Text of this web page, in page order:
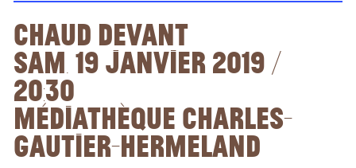
Chaud devant
sam. 19 janvier 2019 /
20:30
Médiathèque Charles-
Gautier-Hermeland